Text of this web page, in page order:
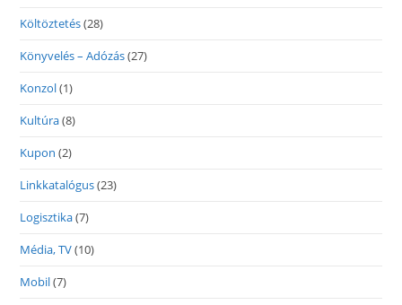
Költöztetés(28)
Könyvelés – Adózás(27)
Konzol(1)
Kultúra(8)
Kupon (2)
Linkkatalógus(23)
Logisztika(7)
Média, TV(10)
Mobil(7)